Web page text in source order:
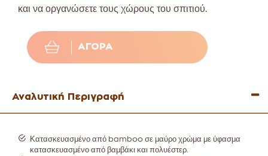
και να οργανώσετε τους χώρους του σπιτιού.
ΑΓΟΡΆ
Αναλυτική Περιγραφή
Κατασκευασμένο από bamboo σε μαύρο χρώμα με ύφασμα
κατασκευασμένο από βαμβάκι και πολυέστερ.